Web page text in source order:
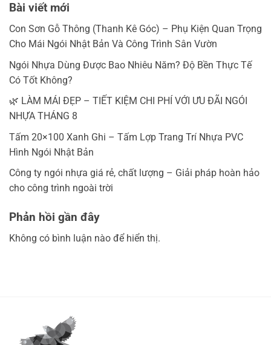
Bài viết mới
Con Sơn Gỗ Thông (Thanh Kê Góc) – Phụ Kiện Quan Trọng
Cho Mái Ngói Nhật Bản Và Công Trình Sân Vườn
Ngói Nhựa Dùng Được Bao Nhiêu Năm? Độ Bền Thực Tế
Có Tốt Không?
🌿 LÀM MÁI ĐẸP – TIẾT KIỆM CHI PHÍ VỚI ƯU ĐÃI NGÓI
NHỰA THÁNG 8
Tấm 20×100 Xanh Ghi – Tấm Lợp Trang Trí Nhựa PVC
Hình Ngói Nhật Bản
Công ty ngói nhựa giá rẻ, chất lượng – Giải pháp hoàn hảo
cho công trình ngoài trời
Phản hồi gần đây
Không có bình luận nào để hiển thị.